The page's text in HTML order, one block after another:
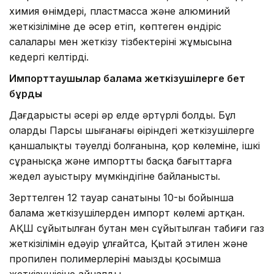
химия өнімдері, пластмасса және алюминий
жеткізіліміне де әсер етіп, көптеген өндіріс
салалары мен жеткізу тізбектерінің жұмысына
кедергі келтірді.
Импорттаушылар балама жеткізушілерге бет
бұрды
Дағдарыстың әсері әр елде әртүрлі болды. Бұл
олардың Парсы шығанағы өңіріндегі жеткізушілерге
қаншалықты тәуелді болғанына, қор көлеміне, ішкі
сұранысқа және импортты басқа бағыттарға
жедел ауыстыру мүмкіндігіне байланысты.
Зерттелген 12 тауар санатының 10-ы бойынша
балама жеткізушілерден импорт көлемі артқан.
АҚШ сұйытылған бутан мен сұйытылған табиғи газ
жеткізілімін едәуір ұлғайтса, Қытай этилен және
пропилен полимерлерінің маңызды қосымша